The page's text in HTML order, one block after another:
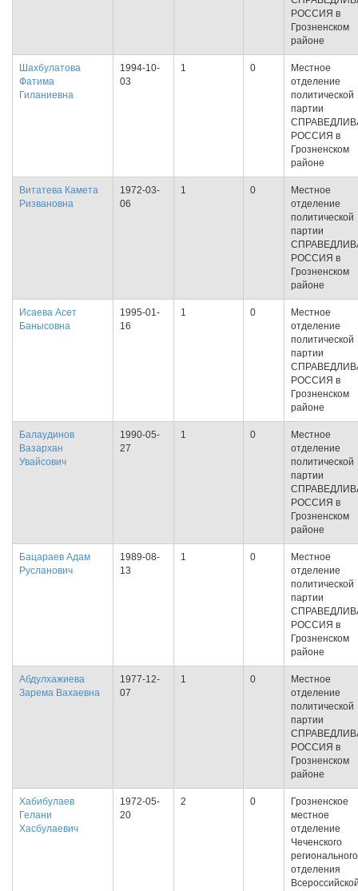
РОССИЯ в
Грозненском
районе
Шахбулатова
Фатима
Гиланиевна
1994-10-
03
1 0
Местное
отделение
политической
партии
РОССИЯ в
Грозненском
районе
Витатева Камета
Ризвановна
1972-03-
06
1 0
Местное
отделение
политической
партии
РОССИЯ в
Грозненском
районе
Исаева Асет
Банысовна
1995-01-
16
1 0
Местное
отделение
политической
партии
РОССИЯ в
Грозненском
районе
Балаудинов
Вазархан
Увайсович
1990-05-
27
1 0
Местное
отделение
политической
партии
РОССИЯ в
Грозненском
районе
Бацараев Адам
Русланович
1989-08-
13
1 0
Местное
отделение
политической
партии
РОССИЯ в
Грозненском
районе
Абдулхажиева
Зарема Вахаевна
1977-12-
07
1 0
Местное
отделение
политической
партии
РОССИЯ в
Грозненском
районе
Хабибулаев
Гелани
Хасбулаевич
1972-05-
20
2 0
Грозненское
местное
отделение
Чеченского
регионального
отделения